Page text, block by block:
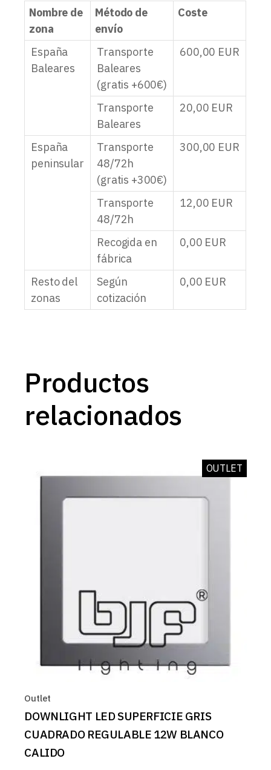
Nombre de
zona
Método de
envío
Coste
España
Baleares
Transporte
Baleares
(gratis +600€)
600,00 EUR
Transporte
Baleares
20,00 EUR
España
peninsular
Transporte
48/72h
(gratis +300€)
300,00 EUR
Transporte
48/72h
12,00 EUR
Recogida en
fábrica
0,00 EUR
Resto del
zonas
Según
cotización
0,00 EUR
Productos
relacionados
OUTLET
Outlet
DOWNLIGHT LED SUPERFICIE GRIS
CUADRADO REGULABLE 12W BLANCO
CALIDO